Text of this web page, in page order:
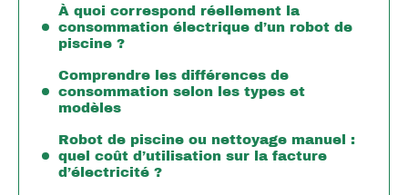
À quoi correspond réellement la
consommation électrique d’un robot de
piscine ?
Comprendre les différences de
consommation selon les types et
modèles
Robot de piscine ou nettoyage manuel :
quel coût d’utilisation sur la facture
d’électricité ?